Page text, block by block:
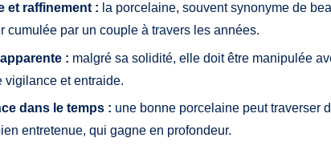
et raffinement : la porcelaine, souvent synonyme de
cumulée par un couple à travers les années.
: malgré sa solidité, elle doit être manipulée
vigilance et entraide.
dans le temps : une bonne porcelaine peut traverser
entretenue, qui gagne en profondeur.